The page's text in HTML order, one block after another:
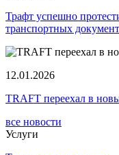
Трафт успешно
транспортных
12.01.2026
TRAFT переехал в
все новости
Услуги